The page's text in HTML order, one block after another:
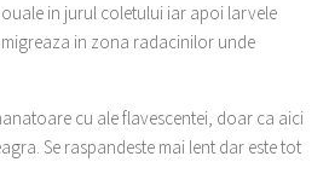
ouale in jurul coletului iar apoi larvele
migreaza in zona radacinilor unde
cu ale flavescentei, doar ca aici
Se raspandeste mai lent dar este tot